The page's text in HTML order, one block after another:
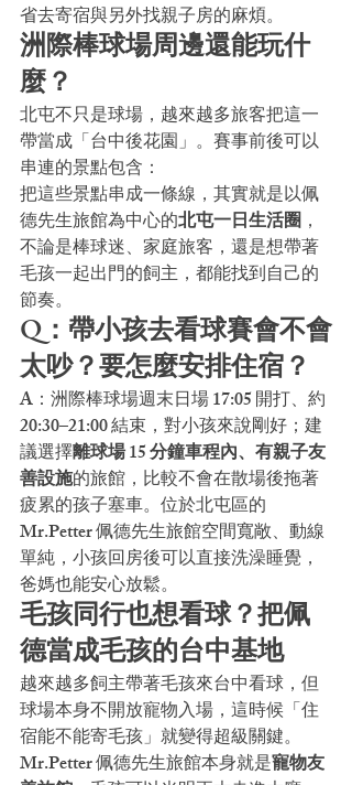
省去寄宿與另外找親子房的麻煩。
洲際棒球場周邊還能玩什
麼？
北屯不只是球場，越來越多旅客把這一
帶當成「台中後花園」。賽事前後可以
串連的景點包含：
把這些景點串成一條線，其實就是以佩
德先生旅館為中心的北屯一日生活圈 ，
不論是棒球迷、家庭旅客，還是想帶著
毛孩一起出門的飼主，都能找到自己的
節奏。
Q：帶小孩去看球賽會不會
太吵？要怎麼安排住宿？
A：洲際棒球場週末日場 17:05 開打、約
20:30–21:00 結束，對小孩來說剛好；建
議選擇離球場 15 分鐘車程內、有親子友
善設施的旅館，比較不會在散場後拖著
疲累的孩子塞車。位於北屯區的
Mr.Petter 佩德先生旅館空間寬敞、動線
單純，小孩回房後可以直接洗澡睡覺，
爸媽也能安心放鬆。
毛孩同行也想看球？把佩
德當成毛孩的台中基地
越來越多飼主帶著毛孩來台中看球，但
球場本身不開放寵物入場，這時候「住
宿能不能寄毛孩」就變得超級關鍵。
Mr.Petter 佩德先生旅館本身就是寵物友